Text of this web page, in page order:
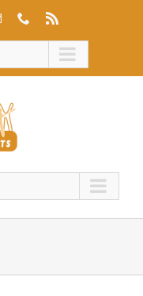
Email Téléphone